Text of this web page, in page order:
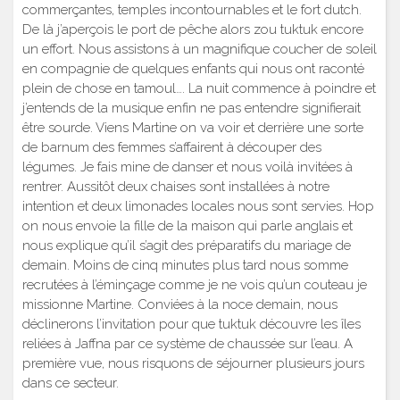
commerçantes, temples incontournables et le fort dutch.
De là j’aperçois le port de pêche alors zou tuktuk encore
un effort. Nous assistons à un magnifique coucher de soleil
en compagnie de quelques enfants qui nous ont raconté
plein de chose en tamoul…. La nuit commence à poindre et
j’entends de la musique enfin ne pas entendre signifierait
être sourde. Viens Martine on va voir et derrière une sorte
de barnum des femmes s’affairent à découper des
légumes. Je fais mine de danser et nous voilà invitées à
rentrer. Aussitôt deux chaises sont installées à notre
intention et deux limonades locales nous sont servies. Hop
on nous envoie la fille de la maison qui parle anglais et
nous explique qu’il s’agit des préparatifs du mariage de
demain. Moins de cinq minutes plus tard nous somme
recrutées à l’éminçage comme je ne vois qu’un couteau je
missionne Martine. Conviées à la noce demain, nous
déclinerons l’invitation pour que tuktuk découvre les îles
reliées à Jaffna par ce système de chaussée sur l’eau. A
première vue, nous risquons de séjourner plusieurs jours
dans ce secteur.